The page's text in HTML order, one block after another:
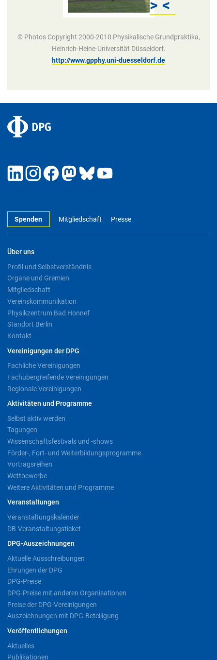
<
>
© Photos Copyright 2000-2010 Physikalische Grundpraktika,
Heinrich-Heine-Universität Düsseldorf.
http://www.gpphy.uni-duesseldorf.de
Spenden Mitgliedschaft Presse
Über uns
Profil und Selbstverständnis
Organe und Gremien
Mitgliedschaft
Vereinskommunikation
Physikzentrum Bad Honnef
Standort Berlin
Kontakt
Vereinigungen der DPG
Fachliche Vereinigungen
Fachübergreifende Vereinigungen
Regionale Vereinigungen
Aktivitäten und Programme
Selbst aktiv werden
Tagungen
Wissenschaftsfestivals und -shows
Förder-, Fort- und Weiterbildungsprogramme
Vortragsreihen
Wettbewerbe
Weitere Aktivitäten und Programme
Veranstaltungen
Veranstaltungskalender
DB-Veranstaltungsticket
DPG-Auszeichnungen
Aktuelle Ausschreibungen
Ehrungen der DPG
DPG-Preise
DPG-Preise mit anderen Organisationen
Preise der DPG-Vereinigungen
Auszeichnungen mit DPG-Beteiligung
Veröffentlichungen
Aktuelles
Publikationen